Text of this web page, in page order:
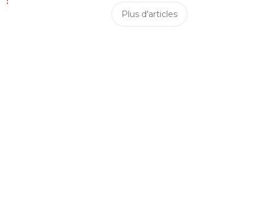
Plus d'articles